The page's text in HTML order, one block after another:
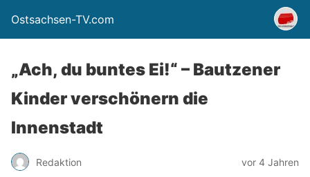
Ostsachsen-TV.com
„Ach, du buntes Ei!“ – Bautzener
Kinder verschönern die
Innenstadt
Redaktion vor 4 Jahren